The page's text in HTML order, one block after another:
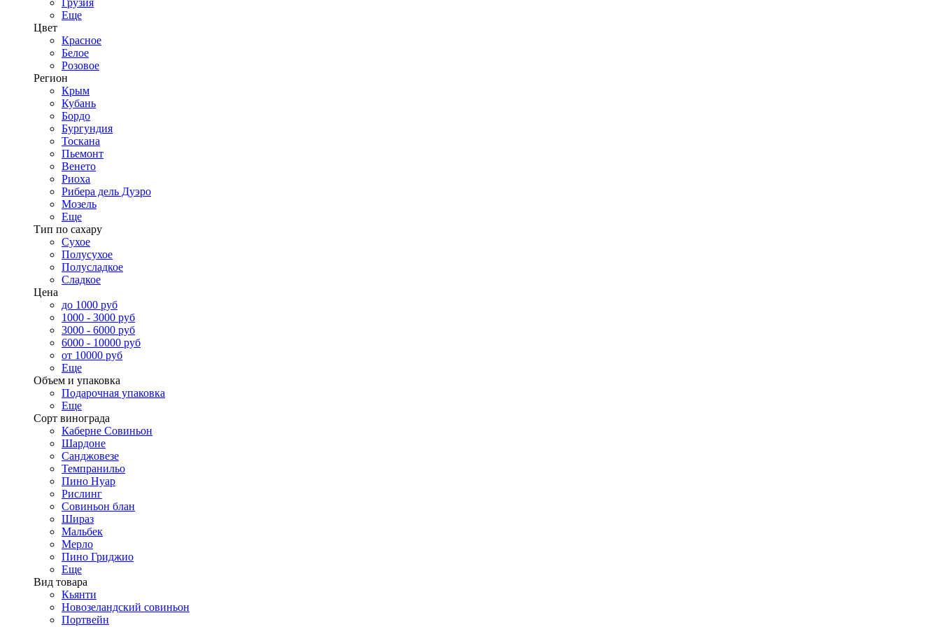
Грузия
Еще
Цвет
Красное
Белое
Розовое
Регион
Крым
Кубань
Бордо
Бургундия
Тоскана
Пьемонт
Венето
Риоха
Рибера дель Дуэро
Мозель
Еще
Тип по сахару
Сухое
Полусухое
Полусладкое
Сладкое
Цена
до 1000 руб
1000 - 3000 руб
3000 - 6000 руб
6000 - 10000 руб
от 10000 руб
Еще
Объем и упаковка
Подарочная упаковка
Еще
Сорт винограда
Каберне Совиньон
Шардоне
Санджовезе
Темпранильо
Пино Нуар
Рислинг
Совиньон блан
Шираз
Мальбек
Мерло
Пино Гриджио
Еще
Вид товара
Кьянти
Новозеландский совиньон
Портвейн